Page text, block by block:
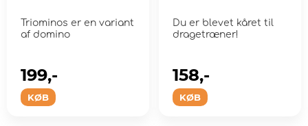
Triominos er en variant
af domino
KØB
199,-
Du er blevet kåret til
dragetræner!
KØB
158,-